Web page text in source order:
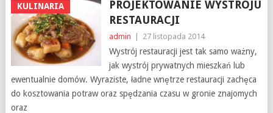
KULINARIA
PROJEKTOWANIE WYSTROJU
RESTAURACJI
admin 27 listopada 2014
Wystrój restauracji jest tak samo ważny,
jak wystrój prywatnych mieszkań lub
ewentualnie domów. Wyraziste, ładne wnętrze restauracji zachęca
do kosztowania potraw oraz spędzania czasu w gronie znajomych
oraz